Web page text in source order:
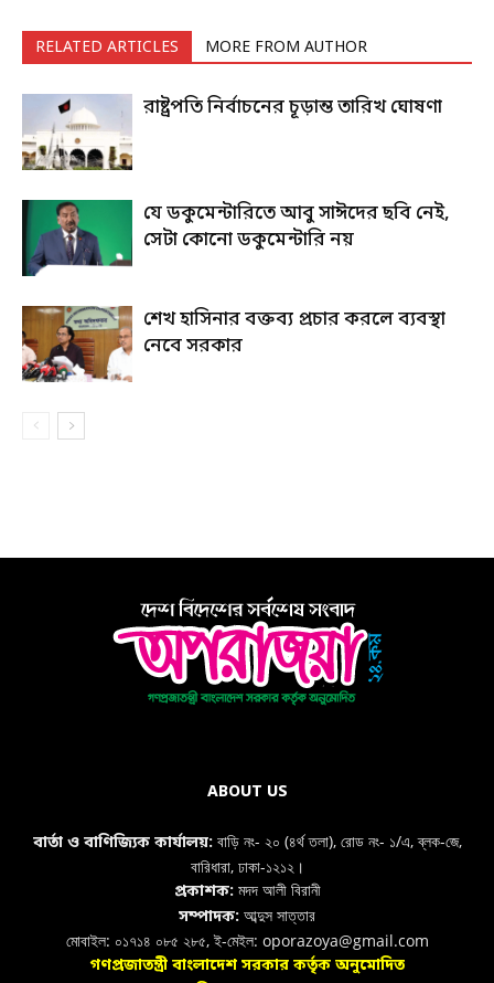
RELATED ARTICLES MORE FROM AUTHOR
রাষ্ট্রপতি নির্বাচনের চূড়ান্ত তারিখ ঘোষণা
যে ডকুমেন্টারিতে আবু সাঈদের ছবি নেই,
সেটা কোনো ডকুমেন্টারি নয়
শেখ হাসিনার বক্তব্য প্রচার করলে ব্যবস্থা
নেবে সরকার
ABOUT US
বার্তা ও বাণিজ্যিক কার্যালয়: বাড়ি নং- ২০ (৪র্থ তলা), রোড নং- ১/এ, ব্লক-জে,
বারিধারা, ঢাকা-১২১২।
প্রকাশক:মদদ আলী বিরানী
সম্পাদক: আব্দুস সাত্তার
মোবাইল: ০১৭১৪ ০৮৫ ২৮৫, ই-মেইল: oporazoya@gmail.com
গণপ্রজাতন্ত্রী বাংলাদেশ সরকার কর্তৃক অনুমোদিত